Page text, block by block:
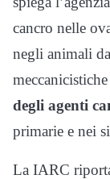
cancro nelle
negli animali
degli agenti
primarie e nei
La IARC